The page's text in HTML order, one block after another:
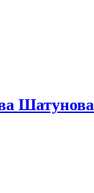
Шатунова